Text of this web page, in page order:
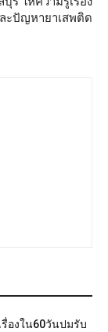
ะปัญหายาเสพติด
องใน60วันปมรับ